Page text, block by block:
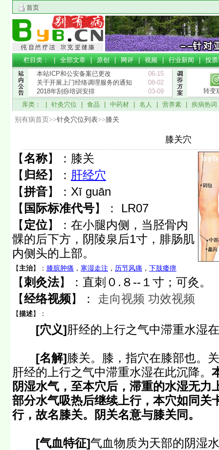
首页
栏目类： |全部文章|原创|网评|视频|行业新闻|投
本站ICP和公安备案已更改
06-15
关于开展上门经络调理服务的通知
08-02
2018年刮痧培训安排
03-09
转变
库类： | 针灸穴位 食品 中药材 名人 营养素 疾病热词
别有病首页>>针灸穴位列表>>膝关
膝关穴
【名称】： 膝关
【 归经】： 肝经穴
【拼音】： Xī guān
【 国际标准代号】： LR07
【 定位】： 在小腿内侧，当胫骨内
髁的后下方，阴陵泉后1寸，腓肠肌
内侧头的上部。
【主治】： 膝膑肿痛 ， 寒湿走注 ， 历节风痛 ， 下肢痿痹
【刺灸法】：直刺０.８--１寸；可灸。
【经络视频】： 走向视频 功效视频
【描述】：
[穴义]肝经的上行之气中滞重水湿
[名解]膝关。膝，指穴在膝部也。
肝经的上行之气中滞重水湿在此沉降。
阴湿水气，至本穴后，滞重的水湿无力
部分水气吸热后继续上行，本穴如同关
行，故名膝关。阴关名意与膝关同。
[气血特征]气血物质为天部的阴湿